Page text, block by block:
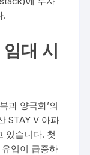
.
대 시
과 양극화’의
STAY V 아파
있습니다. 첫
입이 급증하